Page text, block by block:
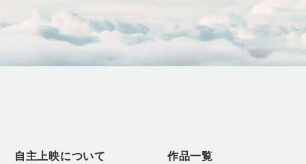
自主上映について 作品一覧